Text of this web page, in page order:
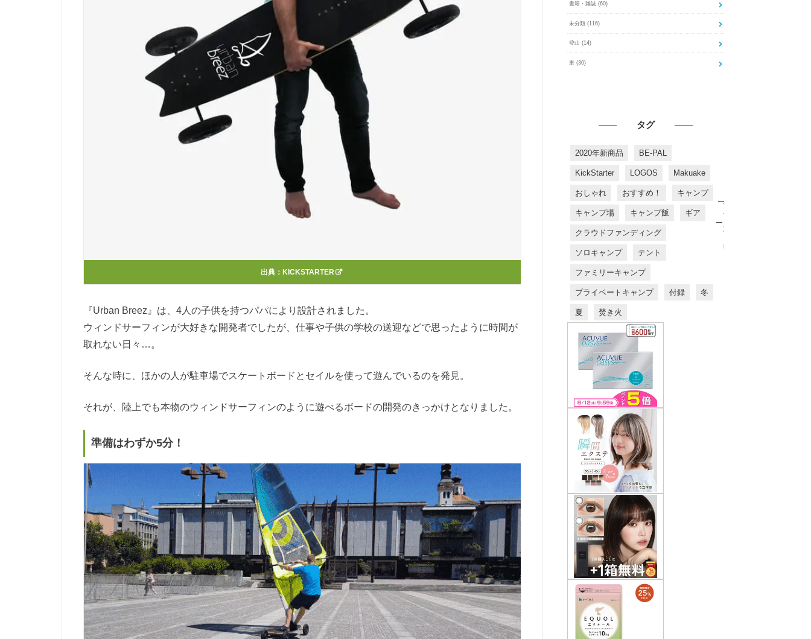
出典：KICKSTARTER
『Urban Breez』は、4人の子供を持つパパにより設計されました。
ウィンドサーフィンが大好きな開発者でしたが、仕事や子供の学校の送迎などで思ったように時間が
取れない日々…。
そんな時に、ほかの人が駐車場でスケートボードとセイルを使って遊んでいるのを発見。
それが、陸上でも本物のウィンドサーフィンのように遊べるボードの開発のきっかけとなりました。
準備はわずか5分！
書籍・雑誌 (60)
未分類 (116)
登山 (14)
車 (30)
タグ
2020年新商品 BE-PAL
KickStarter LOGOS Makuake
おしゃれ おすすめ！ キャンプ
キャンプ場 キャンプ飯 ギア
クラウドファンディング
ソロキャンプ テント
ファミリーキャンプ
プライベートキャンプ 付録 冬
夏 焚き火
す
す
め
商
品